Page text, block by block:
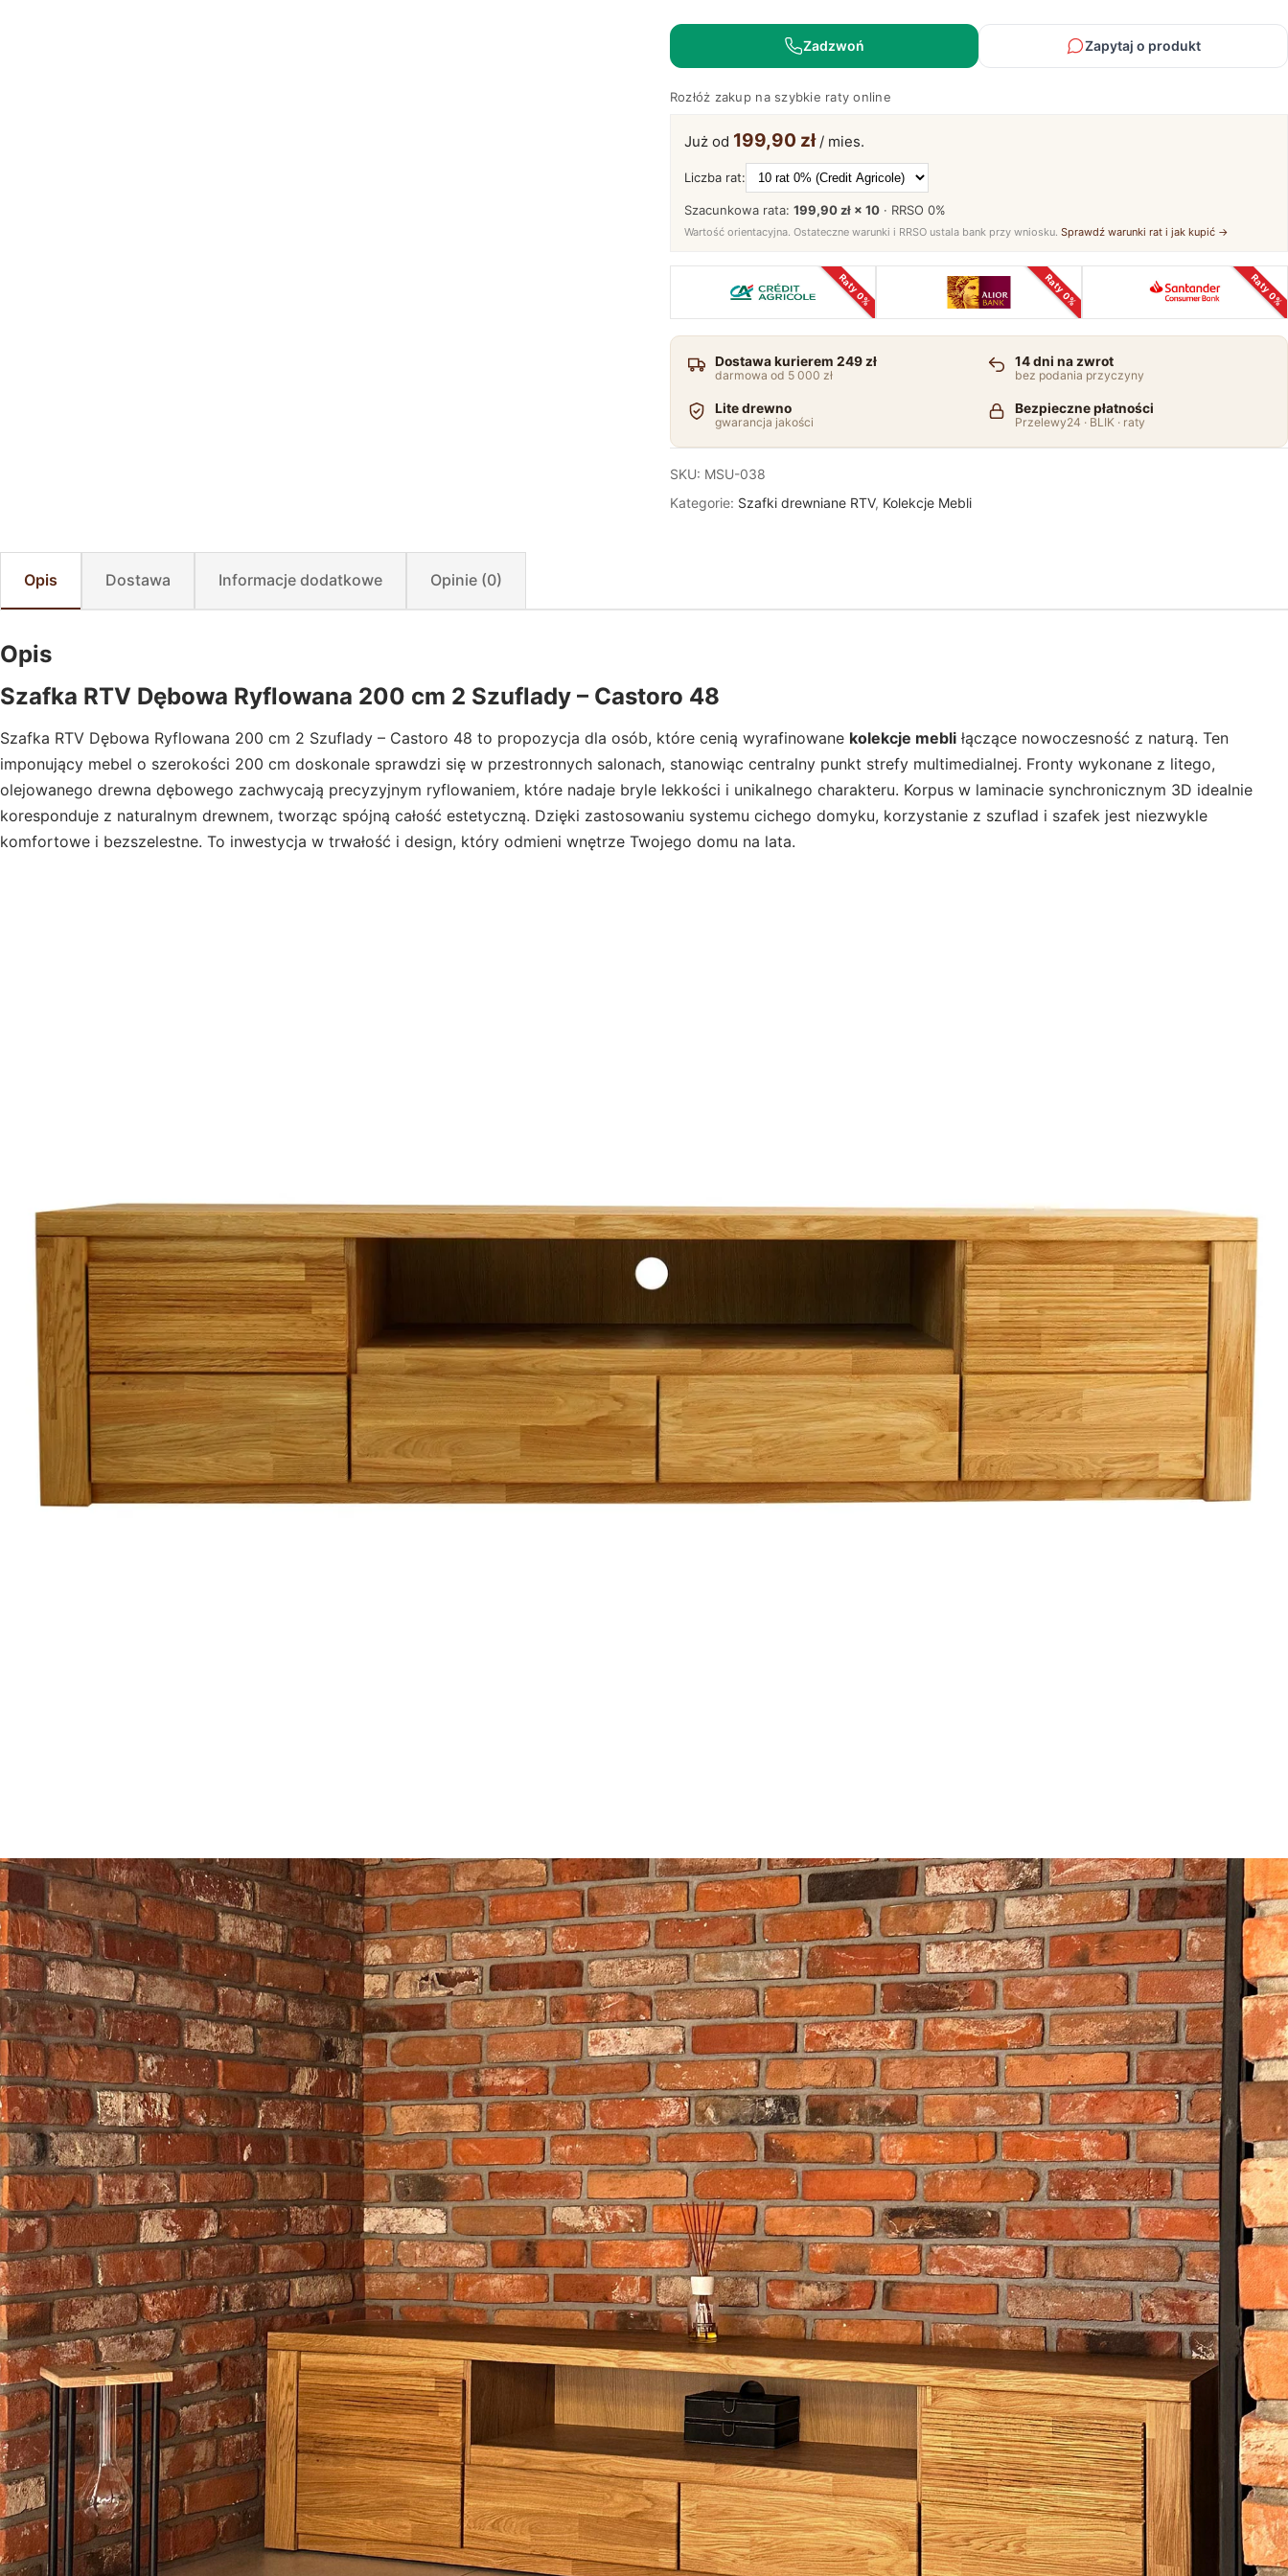
Ryflowana
200
2
Castoro
48
Zadzwoń Zapytaj o produkt
Rozłóż zakup na szybkie raty online
Już od 199,90 zł/ mies.
Liczba rat:
Szacunkowa rata: 199,90 zł × 10· RRSO 0%
Wartość orientacyjna. Ostateczne warunki i RRSO ustala bank przy wniosku. Sprawdź warunki rat i jak kupić →
Raty 0% Raty 0% Raty 0%
Dostawa kurierem 249 zł
darmowa od 5 000 zł
14 dni na zwrot
bez podania przyczyny
Lite drewno
gwarancja jakości
Bezpieczne płatności
Przelewy24 · BLIK · raty
SKU: MSU-038
Kategorie: Szafki drewniane RTV, Kolekcje Mebli
Opis Dostawa Informacje dodatkowe Opinie (0)
Opis
Szafka RTV Dębowa Ryflowana 200 cm 2 Szuflady – Castoro 48
Szafka RTV Dębowa Ryflowana 200 cm 2 Szuflady – Castoro 48 to propozycja dla osób, które cenią wyrafinowane kolekcje mebli łączące nowoczesność z naturą. Ten
imponujący mebel o szerokości 200 cm doskonale sprawdzi się w przestronnych salonach, stanowiąc centralny punkt strefy multimedialnej. Fronty wykonane z litego,
olejowanego drewna dębowego zachwycają precyzyjnym ryflowaniem, które nadaje bryle lekkości i unikalnego charakteru. Korpus w laminacie synchronicznym 3D idealnie
koresponduje z naturalnym drewnem, tworząc spójną całość estetyczną. Dzięki zastosowaniu systemu cichego domyku, korzystanie z szuflad i szafek jest niezwykle
komfortowe i bezszelestne. To inwestycja w trwałość i design, który odmieni wnętrze Twojego domu na lata.